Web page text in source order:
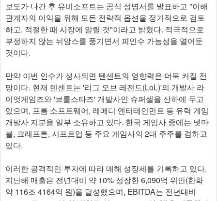
보도가 나간 후 유비소프트는 공식 성명서를 발표하고 "이해
관계자의 이익을 위해 모든 전략적 옵션을 정기적으로 검토
하고, 적절한 때 시장에 알릴 것"이라고 밝혔다. 적극적으로
부정하지 않는 뉘앙스를 풍기면서 피인수 가능성을 열어둔
것이다.
만약 이번 인수가 성사되면 텐센트의 영향력은 더욱 커질 전
망이다. 현재 텐센트는 '리그 오브 레전드(LoL)'의 개발사 라
이엇게임즈와 '브롤스타즈' 개발사인 슈퍼셀을 산하에 두고
있으며, 프롬 소프트웨어, 레메디 엔터테인먼트 등 유력 게임
개발사 지분을 일부 소유하고 있다. 한국 게임사 중에는 넷마
블, 크래프톤, 시프트업 등 주요 게임사의 2대 주주를 겸하고
있다.
이러한 공격적인 투자에 따라 매해 성장세를 기록하고 있다.
지난해 매출은 전년대비 약 10% 성장한 6,090억 위안(한화
약 116조 4164억 원)을 달성했으며, EBITDA는 전년대비